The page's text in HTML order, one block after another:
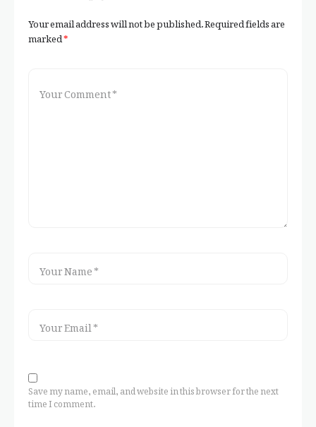
Your email address will not be published.Required fields are
marked*
Save my name, email, and website in this browser for the next
time I comment.